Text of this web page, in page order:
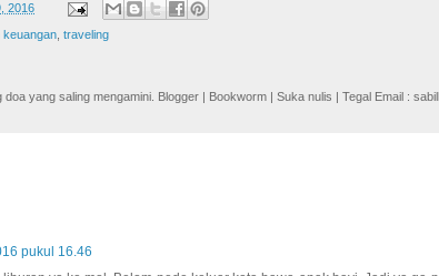
2016
keuangan, traveling
yang saling mengamini. Blogger | Bookworm | Suka nulis | Tegal Email :
pukul 16.46